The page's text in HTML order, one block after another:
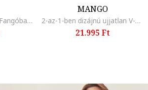
Crop V-nyakú overál, Fangóbarna
MANGO
2-az-1-ben dizájnú ujjatlan V-nyakú overál, Csontszín
21.995 Ft